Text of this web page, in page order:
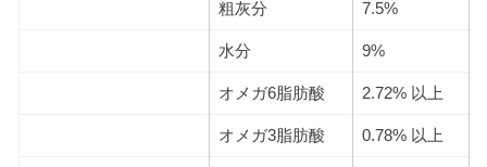
粗灰分 7.5%
水分 9%
オメガ6脂肪酸 2.72% 以上
オメガ3脂肪酸 0.78% 以上